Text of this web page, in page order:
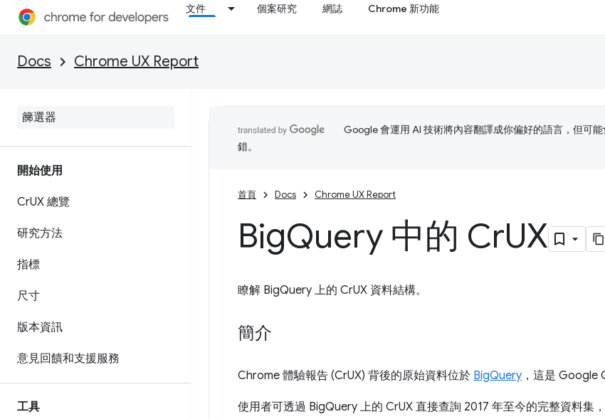
文件 個案研究 網誌 Chrome 新功能
Docs Chrome UX Report
開始使用
CrUX 總覽
研究方法
指標
尺寸
版本資訊
意見回饋和支援服務
工具
Google 會運用 AI 技術將內容翻譯成你偏好的語言，但可能
錯。
首頁 Docs Chrome UX Report
BigQuery 中的 CrUX
瞭解 BigQuery 上的 CrUX 資料結構。
簡介
Chrome 體驗報告 (CrUX) 背後的原始資料位於 BigQuery ，這是 Google
使用者可透過 BigQuery 上的 CrUX 直接查詢 2017 年至今的完整資料集